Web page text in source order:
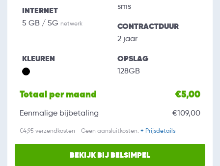
INTERNET
5 GB / 5G netwerk
sms
CONTRACTDUUR
2 jaar
KLEUREN OPSLAG
128GB
Totaal per maand €5,00
Eenmalige bijbetaling €109,00
€4,95 verzendkosten - Geen aansluitkosten. + Prijsdetails
BEKIJK BIJ BELSIMPEL